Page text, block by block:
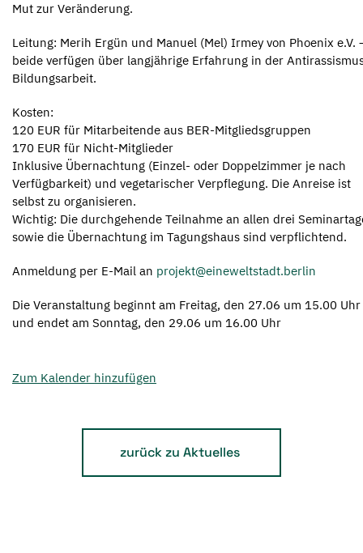
Mut zur Veränderung.
Leitung: Merih Ergün und Manuel (Mel) Irmey von Phoenix e.V.
beide verfügen über langjährige Erfahrung in der
Bildungsarbeit.
Kosten:
120 EUR für Mitarbeitende aus BER-Mitgliedsgruppen
170 EUR für Nicht-Mitglieder
Inklusive Übernachtung (Einzel- oder Doppelzimmer je nach
Verfügbarkeit) und vegetarischer Verpflegung. Die Anreise ist
selbst zu organisieren.
Wichtig: Die durchgehende Teilnahme an allen drei
sowie die Übernachtung im Tagungshaus sind verpflichtend.
Anmeldung per E-Mail an projekt@eineweltstadt.berlin
Die Veranstaltung beginnt am Freitag, den 27.06 um 15.00 Uhr
und endet am Sonntag, den 29.06 um 16.00 Uhr
Zum Kalender hinzufügen
zurück zu Aktuelles